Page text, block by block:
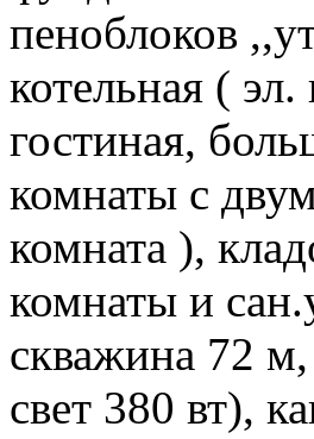
пеноблоков
котельная (
гостиная,
комнаты с
комната ),
комнаты и
скважина 72
свет 380 вт),